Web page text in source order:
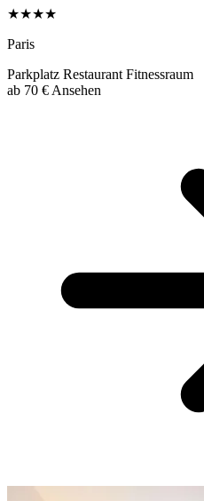
★★★★
Paris
Parkplatz Restaurant Fitnessraum
ab 70 € Ansehen